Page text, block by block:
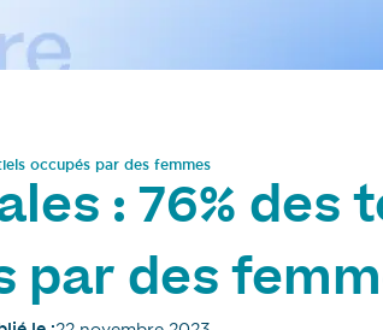
occupés par des femmes
: 76% des
par des